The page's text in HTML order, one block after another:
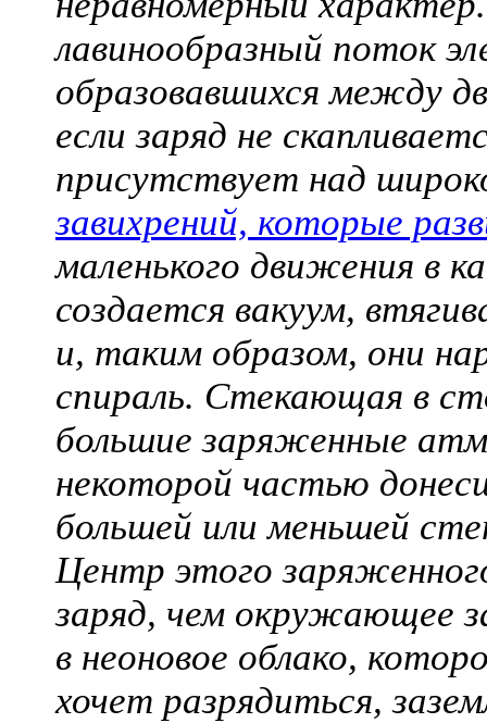
лавинообразный поток
образовавшихся между
если заряд не
присутствует над
завихрений, которые
маленького движения в
создается вакуум,
и, таким образом, они
спираль. Стекающая в
большие заряженные
некоторой частью
большей или меньшей
Центр этого
заряд, чем окружающее
в неоновое облако,
хочет разрядиться,